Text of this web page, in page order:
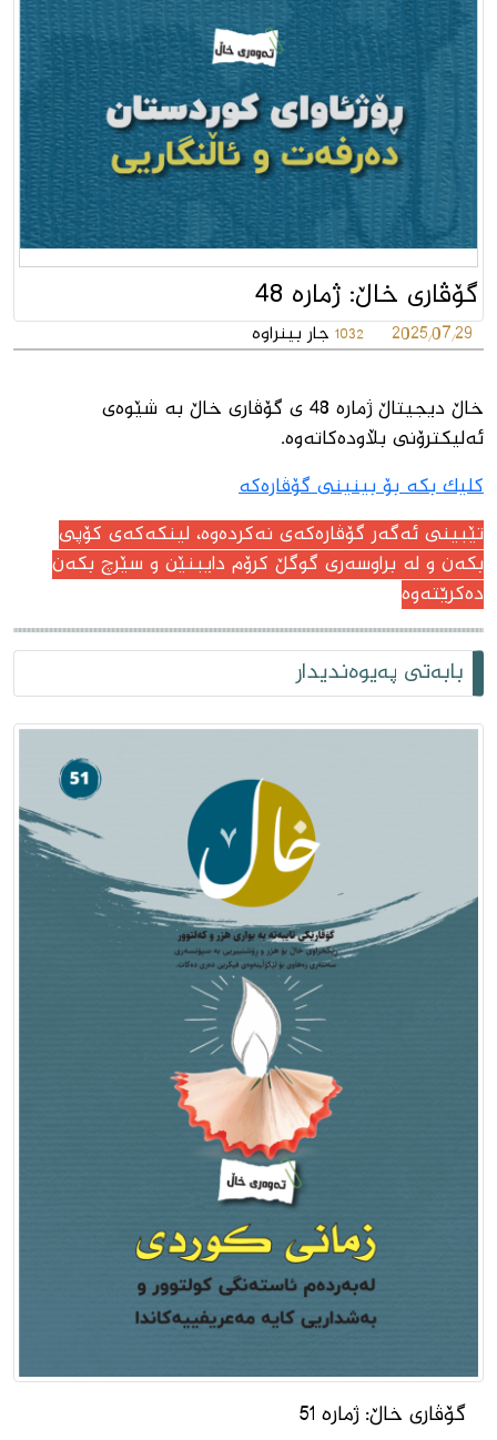
گۆڤارى خاڵ: ژمارە 48
2025/07/29
1032 جار بینراوە
خاڵ دیجیتاڵ ژمارە 48 ى گۆڤارى خاڵ بە شێوەى
ئەلیکترۆنى بڵاودەکاتەوە.
کلیک بکە بۆ بینینى گۆڤارەکە
تێبینى ئەگەر گۆڤارەکەى نەکردەوە، لینکەکەى کۆپى
بکەن و لە براوسەرى گوگڵ کرۆم دایبنێن و سێرچ بکەن
دەکرێتەوە
بابەتی پەیوەندیدار
گۆڤارى خاڵ: ژمارە 51